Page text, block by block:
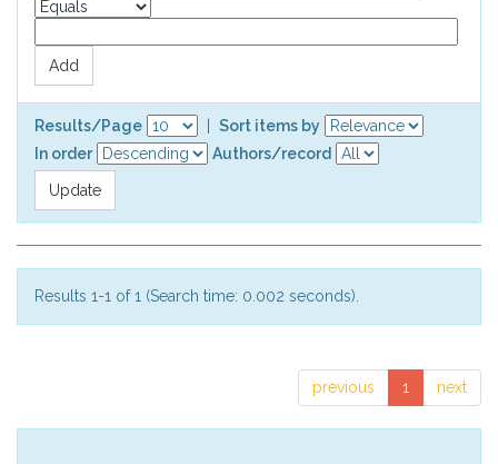
Results/Page
Sort items by
In order
Authors/record
Results 1-1 of 1 (Search time: 0.002 seconds).
previous 1 next